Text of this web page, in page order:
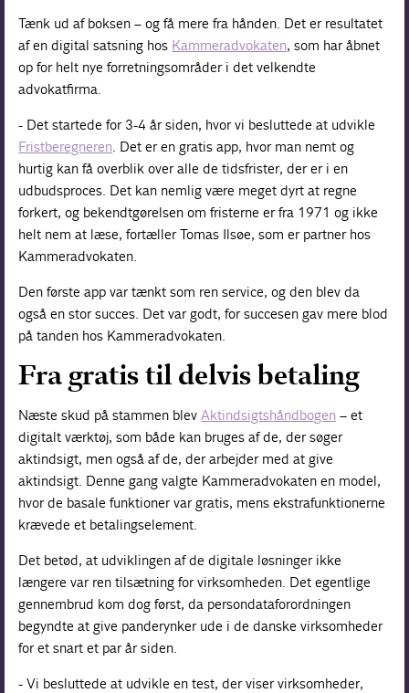
Tænk ud af boksen – og få mere fra hånden. Det er resultatet
af en digital satsning hos Kammeradvokaten, som har åbnet
op for helt nye forretningsområder i det velkendte
advokatfirma.
- Det startede for 3-4 år siden, hvor vi besluttede at udvikle
Fristberegneren . Det er en gratis app, hvor man nemt og
hurtig kan få overblik over alle de tidsfrister, der er i en
udbudsproces. Det kan nemlig være meget dyrt at regne
forkert, og bekendtgørelsen om fristerne er fra 1971 og ikke
helt nem at læse, fortæller Tomas Ilsøe, som er partner hos
Kammeradvokaten.
Den første app var tænkt som ren service, og den blev da
også en stor succes. Det var godt, for succesen gav mere blod
på tanden hos Kammeradvokaten.
Fra gratis til delvis betaling
Næste skud på stammen blev Aktindsigtshåndbogen – et
digitalt værktøj, som både kan bruges af de, der søger
aktindsigt, men også af de, der arbejder med at give
aktindsigt. Denne gang valgte Kammeradvokaten en model,
hvor de basale funktioner var gratis, mens ekstrafunktionerne
krævede et betalingselement.
Det betød, at udviklingen af de digitale løsninger ikke
længere var ren tilsætning for virksomheden. Det egentlige
gennembrud kom dog først, da persondataforordningen
begyndte at give panderynker ude i de danske virksomheder
for et snart et par år siden.
- Vi besluttede at udvikle en test, der viser virksomheder,